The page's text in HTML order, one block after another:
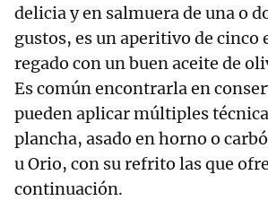
delicia y en salmuera de una o
gustos, es un aperitivo de cinco
regado con un buen aceite de
Es común encontrarla en
pueden aplicar múltiples
plancha, asado en horno o
u Orio, con su refrito las que
continuación.